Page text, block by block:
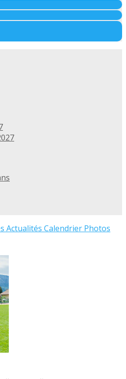
Actualités Calendrier Photos